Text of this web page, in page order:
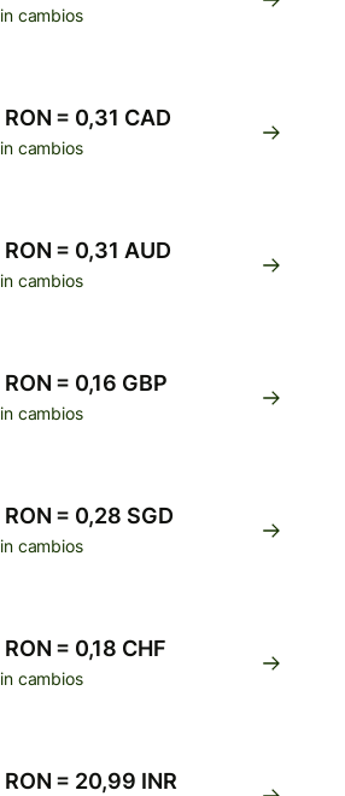
cambios
RON = 0,31 CAD
cambios
RON = 0,31 AUD
cambios
RON = 0,16 GBP
cambios
RON = 0,28 SGD
cambios
RON = 0,18 CHF
cambios
RON = 20,99 INR